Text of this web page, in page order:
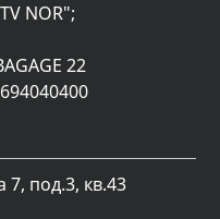
NOR";
22
под.3, кв.43